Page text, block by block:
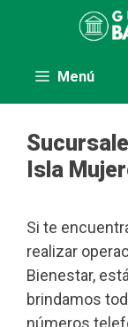
Menú
Isla
Si te
realizar
Bienestar,
brindamos
números